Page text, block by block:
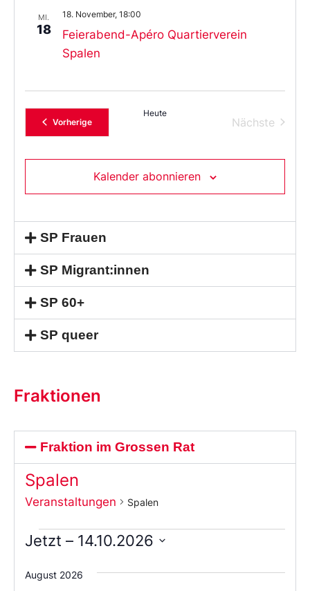
MI.
18
Feierabend-Apéro Quartierverein
Spalen
18. November, 18:00
VorherigeVeranstaltungen
Heute
Nächste
Kalender abonnieren
SP Frauen
SP Migrant:innen
SP 60+
SP queer
Fraktionen
Fraktion im Grossen Rat
Spalen
Veranstaltungen Spalen
Jetzt – 14.10.2026
Sie
das
August 2026